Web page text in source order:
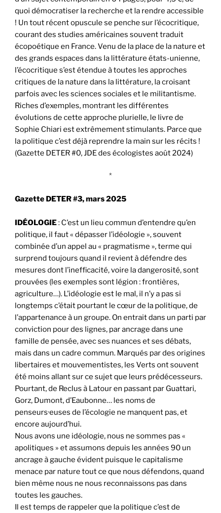
quoi démocratiser la recherche et la rendre accessible
! Un tout récent opuscule se penche sur l’écocritique,
courant des studies américaines souvent traduit
écopoétique en France. Venu de la place de la nature et
des grands espaces dans la littérature états-unienne,
l’écocritique s’est étendue à toutes les approches
critiques de la nature dans la littérature, la croisant
parfois avec les sciences sociales et le militantisme.
Riches d’exemples, montrant les différentes
évolutions de cette approche plurielle, le livre de
Sophie Chiari est extrêmement stimulants. Parce que
la politique c’est déjà reprendre la main sur les récits !
(Gazette DETER #0, JDE des écologistes août 2024)
*
Gazette DETER #3, mars 2025
IDÉOLOGIE: C’est un lieu commun d’entendre qu’en
politique, il faut « dépasser l’idéologie », souvent
combinée d’un appel au « pragmatisme », terme qui
surprend toujours quand il revient à défendre des
mesures dont l’inefficacité, voire la dangerosité, sont
prouvées (les exemples sont légion : frontières,
agriculture…). L’idéologie est le mal, il n’y a pas si
longtemps c’était pourtant le cœur de la politique, de
l’appartenance à un groupe. On entrait dans un parti par
conviction pour des lignes, par ancrage dans une
famille de pensée, avec ses nuances et ses débats,
mais dans un cadre commun. Marqués par des origines
libertaires et mouvementistes, les Verts ont souvent
été moins allant sur ce sujet que leurs prédécesseurs.
Pourtant, de Reclus à Latour en passant par Guattari,
Gorz, Dumont, d’Eaubonne… les noms de
penseurs·euses de l’écologie ne manquent pas, et
encore aujourd’hui.
Nous avons une idéologie, nous ne sommes pas «
apolitiques » et assumons depuis les années 90 un
ancrage à gauche évident puisque le capitalisme
menace par nature tout ce que nous défendons, quand
bien même nous ne nous reconnaissons pas dans
toutes les gauches.
Il est temps de rappeler que la politique c’est de